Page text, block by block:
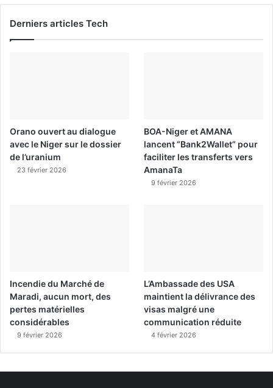
Derniers articles Tech
Orano ouvert au dialogue
avec le Niger sur le dossier
de l’uranium
23 février 2026
BOA-Niger et AMANA
lancent “Bank2Wallet” pour
faciliter les transferts vers
AmanaTa
9 février 2026
Incendie du Marché de
Maradi, aucun mort, des
pertes matérielles
considérables
9 février 2026
L’Ambassade des USA
maintient la délivrance des
visas malgré une
communication réduite
4 février 2026